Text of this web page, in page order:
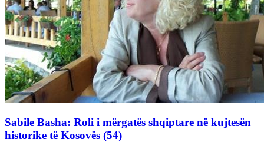
Sabile Basha: Roli i mërgatës shqiptare në kujtesën
historike të Kosovës (54)